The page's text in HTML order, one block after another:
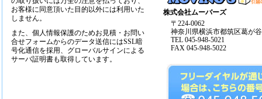
お客様に同意頂いた目的以外には利用いた
しません。
また、個人情報保護のためお見積・お問い
合せフォームからのデータ送信にはSSL暗
号化通信を採用、グローバルサインによる
サーバ証明書も取得しています。
株式会社ムーバーズ
〒224-0062
神奈川県横浜市都筑区葛が
TEL 045-948-5021
FAX 045-948-5022